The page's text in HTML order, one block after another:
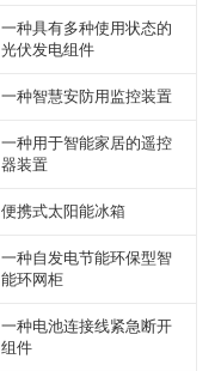
一种具有多种使用状态的
光伏发电组件
一种智慧安防用监控装置
一种用于智能家居的遥控
器装置
便携式太阳能冰箱
一种自发电节能环保型智
能环网柜
一种电池连接线紧急断开
组件